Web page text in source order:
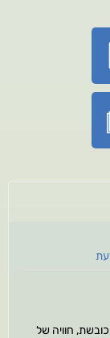
חוויה של